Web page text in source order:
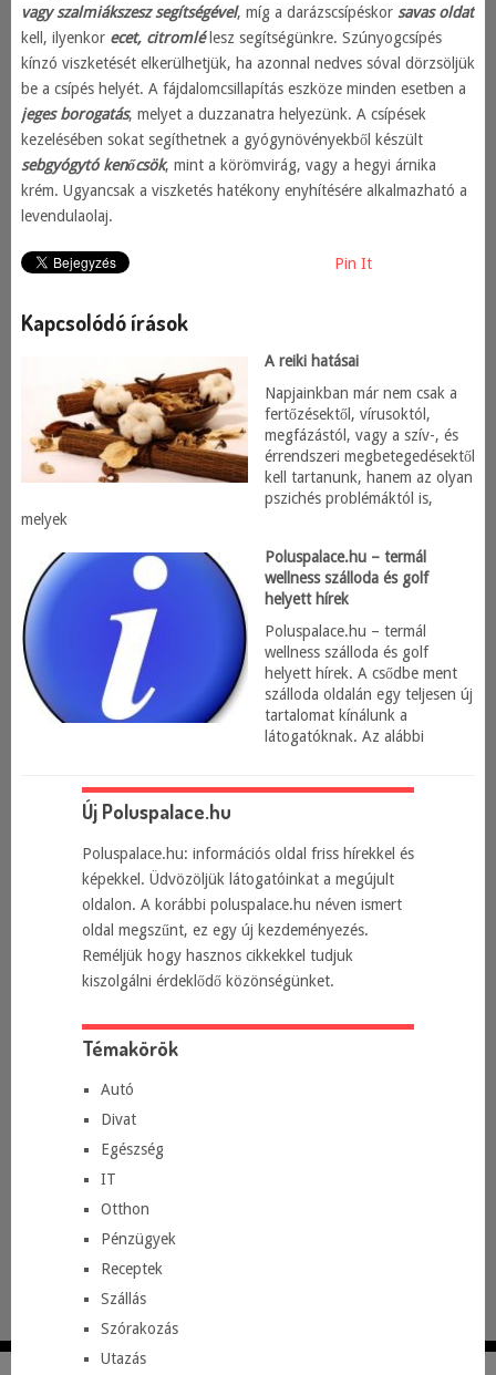
vagy szalmiákszesz segítségével, míg a darázscsípéskor savas oldat
kell, ilyenkor ecet, citromlélesz segítségünkre. Szúnyogcsípés
kínzó viszketését elkerülhetjük, ha azonnal nedves sóval dörzsöljük
be a csípés helyét. A fájdalomcsillapítás eszköze minden esetben a
jeges borogatás, melyet a duzzanatra helyezünk. A csípések
kezelésében sokat segíthetnek a gyógynövényekből készült
sebgyógytó kenőcsök, mint a körömvirág, vagy a hegyi árnika
krém. Ugyancsak a viszketés hatékony enyhítésére alkalmazható a
levendulaolaj.
Pin It
Kapcsolódó írások
A reiki hatásai
Napjainkban már nem csak a
fertőzésektől, vírusoktól,
megfázástól, vagy a szív-, és
érrendszeri megbetegedésektől
kell tartanunk, hanem az olyan
pszichés problémáktól is,
melyek
Poluspalace.hu – termál
wellness szálloda és golf
helyett hírek
Poluspalace.hu – termál
wellness szálloda és golf
helyett hírek. A csődbe ment
szálloda oldalán egy teljesen új
tartalomat kínálunk a
látogatóknak. Az alábbi
Új Poluspalace.hu
Poluspalace.hu: információs oldal friss hírekkel és
képekkel. Üdvözöljük látogatóinkat a megújult
oldalon. A korábbi poluspalace.hu néven ismert
oldal megszűnt, ez egy új kezdeményezés.
Reméljük hogy hasznos cikkekkel tudjuk
kiszolgálni érdeklődő közönségünket.
Témakörök
Autó
Divat
Egészség
IT
Otthon
Pénzügyek
Receptek
Szállás
Szórakozás
Utazás